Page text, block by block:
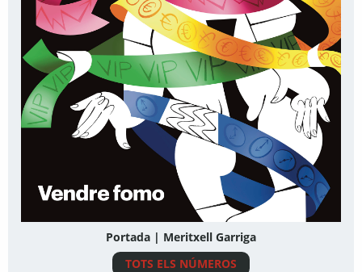
Portada | Meritxell Garriga
TOTS ELS NÚMEROS